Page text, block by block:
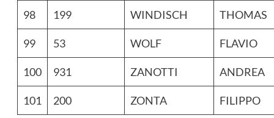
98 199 WINDISCH THOMAS
99 53 WOLF FLAVIO
100 931 ZANOTTI ANDREA
101 200 ZONTA FILIPPO